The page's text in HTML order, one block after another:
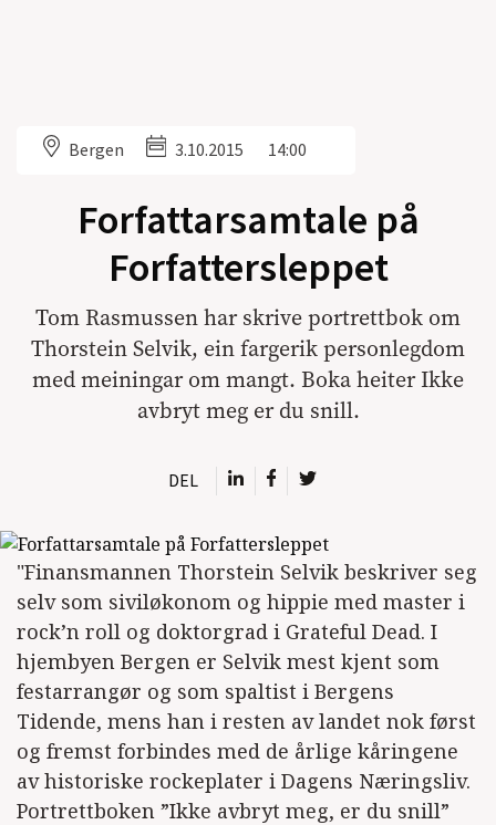
Bergen 3.10.2015 14:00
Forfattarsamtale på
Forfattersleppet
Tom Rasmussen har skrive portrettbok om
Thorstein Selvik, ein fargerik personlegdom
med meiningar om mangt. Boka heiter Ikke
avbryt meg er du snill.
DEL
"Finansmannen Thorstein Selvik beskriver seg
selv som siviløkonom og hippie med master i
rock’n roll og doktorgrad i Grateful Dead. I
hjembyen Bergen er Selvik mest kjent som
festarrangør og som spaltist i Bergens
Tidende, mens han i resten av landet nok først
og fremst forbindes med de årlige kåringene
av historiske rockeplater i Dagens Næringsliv.
Portrettboken ”Ikke avbryt meg, er du snill”